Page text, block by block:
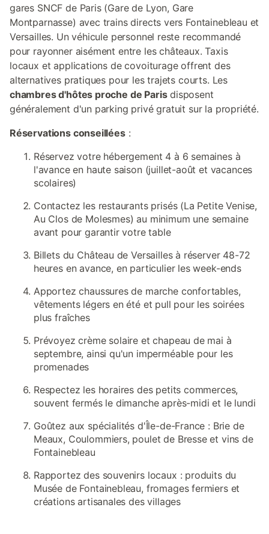
gares SNCF de Paris (Gare de Lyon, Gare
Montparnasse) avec trains directs vers Fontainebleau et
Versailles. Un véhicule personnel reste recommandé
pour rayonner aisément entre les châteaux. Taxis
locaux et applications de covoiturage offrent des
alternatives pratiques pour les trajets courts. Les
chambres d'hôtes proche de Parisdisposent
généralement d'un parking privé gratuit sur la propriété.
Réservations conseillées:
Réservez votre hébergement 4 à 6 semaines à
l'avance en haute saison (juillet-août et vacances
scolaires)
Contactez les restaurants prisés (La Petite Venise,
Au Clos de Molesmes) au minimum une semaine
avant pour garantir votre table
Billets du Château de Versailles à réserver 48-72
heures en avance, en particulier les week-ends
Apportez chaussures de marche confortables,
vêtements légers en été et pull pour les soirées
plus fraîches
Prévoyez crème solaire et chapeau de mai à
septembre, ainsi qu'un imperméable pour les
promenades
Respectez les horaires des petits commerces,
souvent fermés le dimanche après-midi et le lundi
Goûtez aux spécialités d'Île-de-France : Brie de
Meaux, Coulommiers, poulet de Bresse et vins de
Fontainebleau
Rapportez des souvenirs locaux : produits du
Musée de Fontainebleau, fromages fermiers et
créations artisanales des villages